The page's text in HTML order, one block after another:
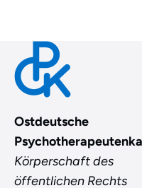
Ostdeutsche
Körperschaft des
öffentlichen Rechts